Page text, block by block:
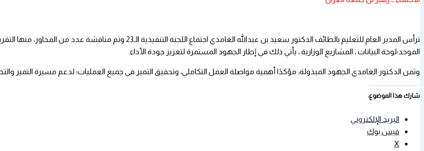
ترأس المدير العام للتعليم بالطائف الدكتور سعيد بن عبدالله الغامدي اجتماع اللجنة
الموحد؛لوحة البيانات ، المشاريع الوزارية ، يأتي ذلك في إطار الجهود المستمرة لتعزيز جودة الأداء.
وثمن الدكتور الغامدي الجهود المبذولة، مؤكدًا أهمية مواصلة العمل التكاملي، وتحقيق التميز في جميع العمليات؛ لدعم مسيرة التميز
شارك هذا الموضوع:
البريد الإلكتروني
فيس بوك
X